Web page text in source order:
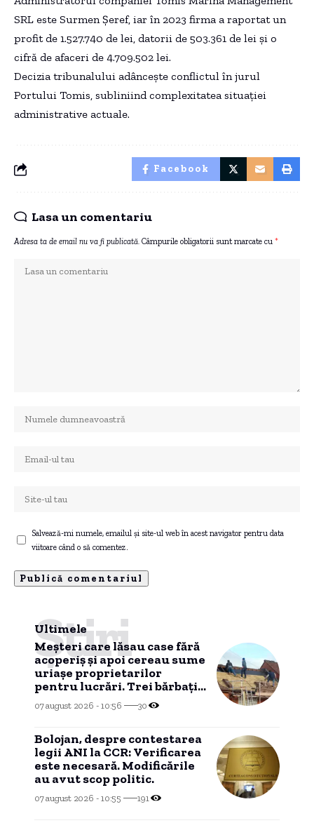
SRL este Surmen Șeref, iar în 2023 firma a raportat un
profit de 1.527.740 de lei, datorii de 503.361 de lei și o
cifră de afaceri de 4.709.502 lei.
Decizia tribunalului adâncește conflictul în jurul
Portului Tomis, subliniind complexitatea situației
administrative actuale.
Facebook
Lasa un comentariu
Adresa ta de email nu va fi publicată. Câmpurile obligatorii sunt marcate cu *
Salvează-mi numele, emailul și site-ul web în acest navigator pentru data
viitoare când o să comentez.
Ultimele
Știri
Meșteri care lăsau case fără
acoperiș și apoi cereau sume
uriașe proprietarilor
pentru lucrări. Trei bărbați,
trimiși în judecată.
07 august 2026 - 10:56 30
Bolojan, despre contestarea
legii ANI la CCR: Verificarea
este necesară. Modificările
au avut scop politic.
07 august 2026 - 10:55 191